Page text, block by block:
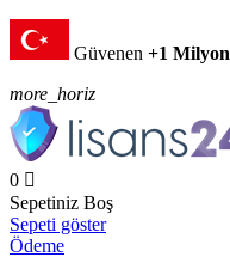
Güvenen +1 Milyon
more_horiz
0 
Sepetiniz Boş
Sepeti göster
Ödeme